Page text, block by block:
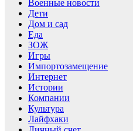
Военные новости
Дети
Дом и сад
Еда
ЗОЖ
Игры
Импортозамещение
Интернет
Истории
Компании
Культура
Лайфхаки